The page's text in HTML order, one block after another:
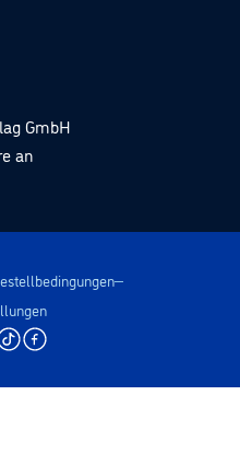
GmbH
an